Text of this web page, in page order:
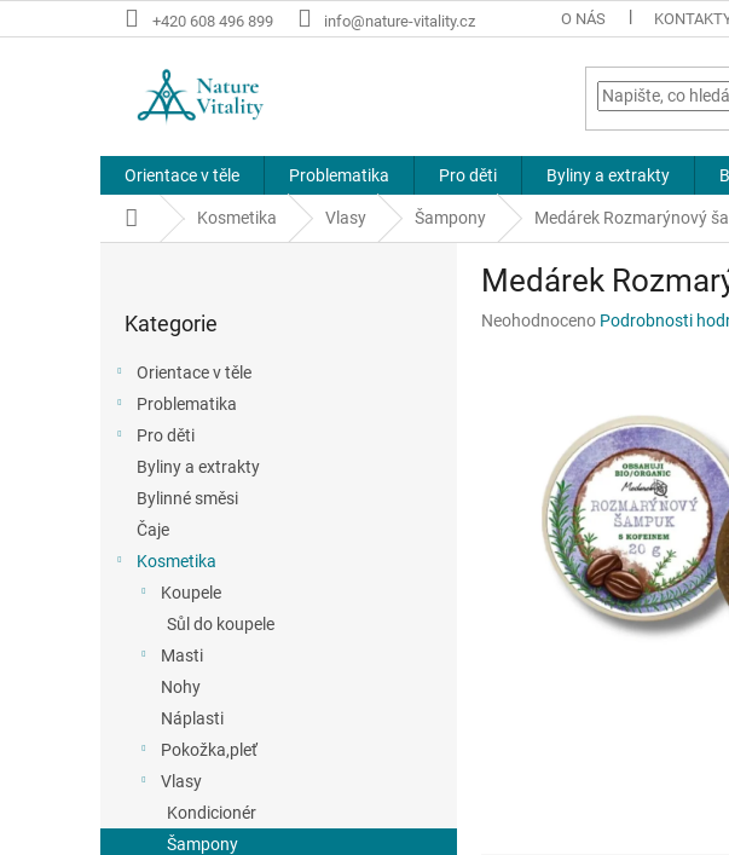
na
+420 608 496 899 info@nature-vitality.cz O NÁS
Orientace v těle Problematika Pro děti Byliny a extrakty
Domů Kosmetika Vlasy Šampony Medárek Rozmarýnový
kategorie
Kategorie
Orientace v těle
Problematika
Pro děti
Byliny a extrakty
Bylinné směsi
Čaje
Kosmetika
Koupele
Sůl do koupele
Masti
Nohy
Náplasti
Pokožka,pleť
Vlasy
Kondicionér
Šampony
Medárek
Průměrné
hvězdiček.
Neohodnoceno Podrobnosti